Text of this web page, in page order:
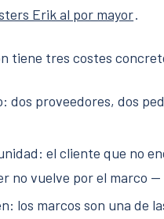
Erik al por mayor.
tiene tres costes
dos proveedores, dos
el cliente que no
no vuelve por el marco
los marcos son una de